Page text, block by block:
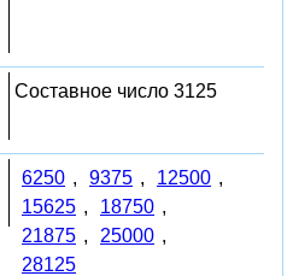
Составное число 3125
6250 , 9375 , 12500 ,
15625 , 18750 ,
21875 , 25000 ,
28125